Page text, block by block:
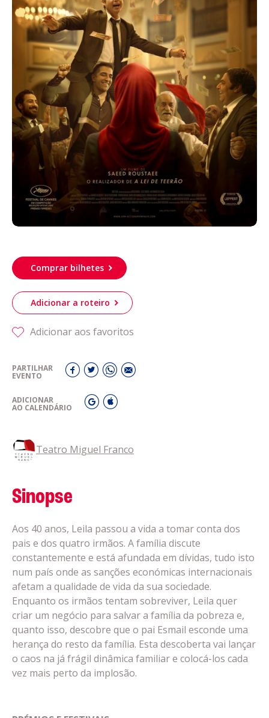
DESPORTO
Comprar bilhetes
Adicionar a roteiro
Adicionar aos favoritos
PARTILHAR
EVENTO
ADICIONAR
AO CALENDÁRIO
Teatro Miguel Franco
Sinopse
Aos 40 anos, Leila passou a vida a tomar conta dos
pais e dos quatro irmãos. A família discute
constantemente e está afundada em dívidas, tudo isto
num país onde as sanções económicas internacionais
afetam a qualidade de vida da sua sociedade.
Enquanto os irmãos tentam sobreviver, Leila quer
criar um negócio para salvar a família da pobreza e,
quanto isso, descobre que o pai Esmail esconde uma
herança do resto da família. Esta descoberta vai lançar
o caos na já frágil dinâmica familiar e colocá-los cada
vez mais perto da implosão.